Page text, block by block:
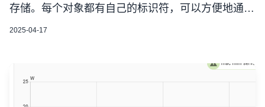
存储。每个对象都有自己的标识符，可以方便地通过
2025-04-17